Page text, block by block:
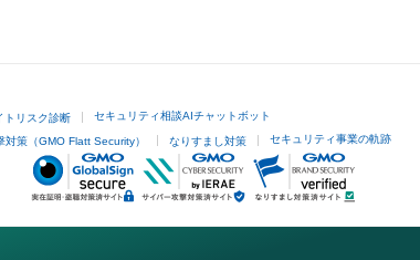
トリスク診断 セキュリティ相談AIチャットボット
対策（GMO Flatt Security） なりすまし対策 セキュリティ事業の軌跡